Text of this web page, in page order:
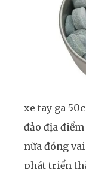
xe tay ga
đảo địa
nữa đóng
phát triển